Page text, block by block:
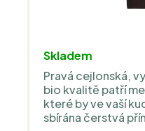
Skladem
Pravá cejlonská,
bio kvalitě patří
které by ve vaší
sbírána čerstvá